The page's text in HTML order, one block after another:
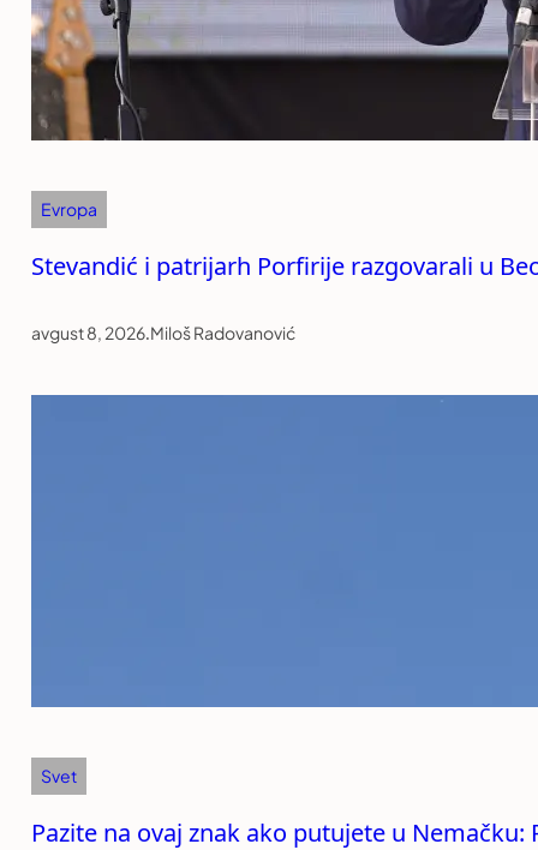
Evropa
Stevandić i patrijarh Porfirije razgovarali u
avgust 8, 2026.Miloš Radovanović
Svet
Pazite na ovaj znak ako putujete u